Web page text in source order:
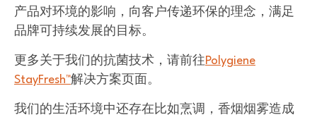
产品对环境的影响，向客户传递环保的理念，满足
品牌可持续发展的目标。
更多关于我们的抗菌技术，请前往Polygiene
StayFresh™解决方案页面。
我们的生活环境中还存在比如烹调，香烟烟雾造成